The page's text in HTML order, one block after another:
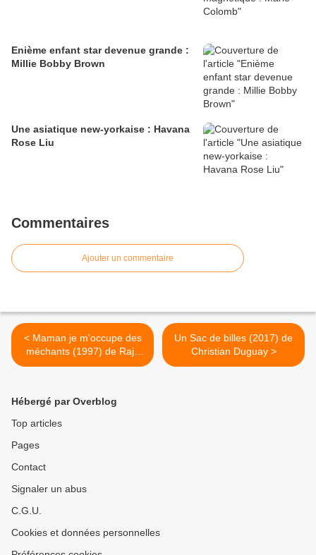
Enième enfant star devenue grande :
Millie Bobby Brown
Une asiatique new-yorkaise : Havana
Rose Liu
Commentaires
Ajouter un commentaire
< Maman je m'occupe des
méchants (1997) de Raja
Gosnell
Un Sac de billes (2017) de
Christian Duguay >
Hébergé par Overblog
Top articles
Pages
Contact
Signaler un abus
C.G.U.
Cookies et données personnelles